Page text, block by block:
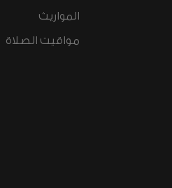
المواريث
مواقيت الصلاة